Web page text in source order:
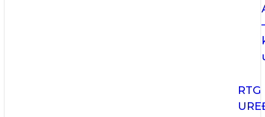
RTG